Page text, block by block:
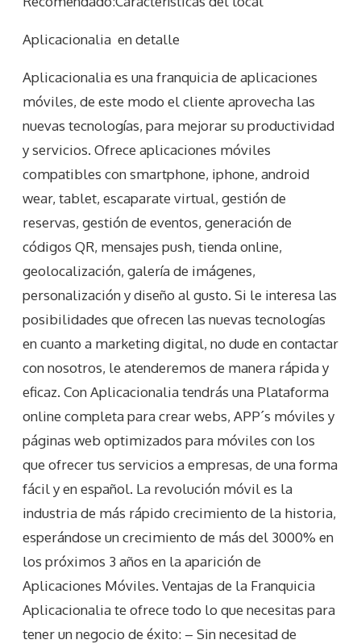
Aplicacionalia en detalle
Aplicacionalia es una franquicia de aplicaciones
móviles, de este modo el cliente aprovecha las
nuevas tecnologías, para mejorar su productividad
y servicios. Ofrece aplicaciones móviles
compatibles con smartphone, iphone, android
wear, tablet, escaparate virtual, gestión de
reservas, gestión de eventos, generación de
códigos QR, mensajes push, tienda online,
geolocalización, galería de imágenes,
personalización y diseño al gusto. Si le interesa las
posibilidades que ofrecen las nuevas tecnologías
en cuanto a marketing digital, no dude en contactar
con nosotros, le atenderemos de manera rápida y
eficaz. Con Aplicacionalia tendrás una Plataforma
online completa para crear webs, APP´s móviles y
páginas web optimizados para móviles con los
que ofrecer tus servicios a empresas, de una forma
fácil y en español. La revolución móvil es la
industria de más rápido crecimiento de la historia,
esperándose un crecimiento de más del 3000% en
los próximos 3 años en la aparición de
Aplicaciones Móviles. Ventajas de la Franquicia
Aplicacionalia te ofrece todo lo que necesitas para
tener un negocio de éxito: – Sin necesitad de